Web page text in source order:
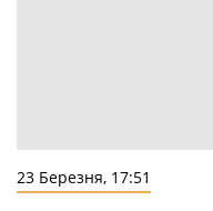
23 Березня, 17:51